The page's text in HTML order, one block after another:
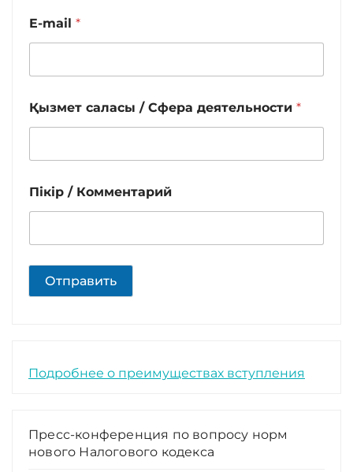
E-mail *
Қызмет саласы / Сфера деятельности *
Пікір / Комментарий
Отправить
Подробнее о преимуществах вступления
Пресс-конференция по вопросу норм
нового Налогового кодекса